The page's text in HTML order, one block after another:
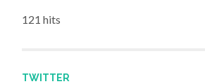
121 hits
TWITTER